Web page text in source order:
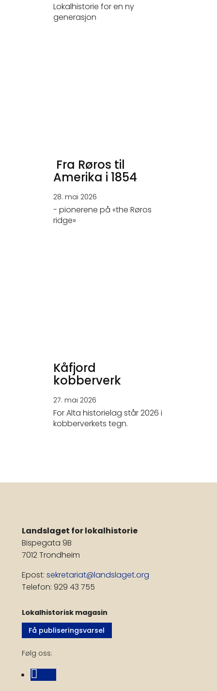
Lokalhistorie for en ny
generasjon
Fra Røros til
Amerika i 1854
28. mai 2026
- pionerene på «the Røros
ridge»
Kåfjord
kobberverk
27. mai 2026
For Alta historielag står 2026 i
kobberverkets tegn.
Landslaget for lokalhistorie
Bispegata 9B
7012 Trondheim
Epost: sekretariat@landslaget.org
Telefon: 929 43 755
Lokalhistorisk magasin
Få publiseringsvarsel
Følg oss: